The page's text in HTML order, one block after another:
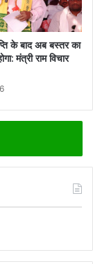
के बाद अब बस्तर का
मंत्री राम विचार